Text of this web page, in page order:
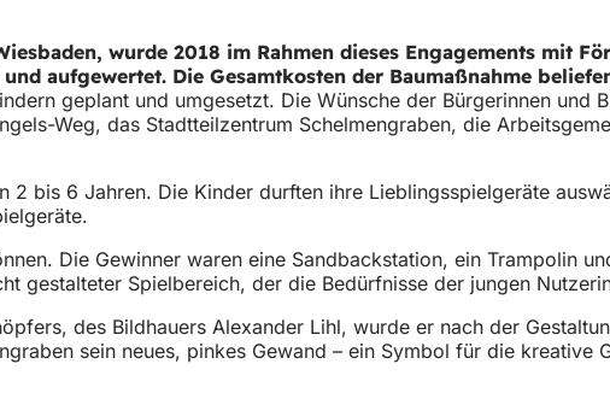
wurde 2018 im Rahmen dieses Engagements mit
aufgewertet. Die Gesamtkosten der Baumaßnahme
geplant und umgesetzt. Die Wünsche der Bürgerinnen und
Weg, das Stadtteilzentrum Schelmengraben, die
bis 6 Jahren. Die Kinder durften ihre Lieblingsspielgeräte
Die Gewinner waren eine Sandbackstation, ein Trampolin
gestalteter Spielbereich, der die Bedürfnisse der jungen
des Bildhauers Alexander Lihl, wurde er nach der
sein neues, pinkes Gewand – ein Symbol für die